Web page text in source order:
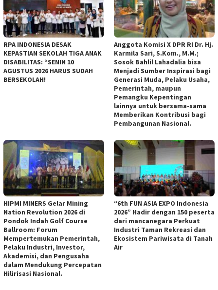
RPA INDONESIA DESAK
KEPASTIAN SEKOLAH TIGA ANAK
DISABILITAS: “SENIN 10
AGUSTUS 2026 HARUS SUDAH
BERSEKOLAH!
Anggota Komisi X DPR RI Dr. Hj.
Karmila Sari, S.Kom., M.M.;
Sosok Bahlil Lahadalia bisa
Menjadi Sumber Inspirasi bagi
Generasi Muda, Pelaku Usaha,
Pemerintah, maupun
Pemangku Kepentingan
lainnya untuk bersama-sama
Memberikan Kontribusi bagi
Pembangunan Nasional.
HIPMI MINERS Gelar Mining
Nation Revolution 2026 di
Pondok Indah Golf Course
Ballroom: Forum
Mempertemukan Pemerintah,
Pelaku Industri, Investor,
Akademisi, dan Pengusaha
dalam Mendukung Percepatan
Hilirisasi Nasional.
“6th FUN ASIA EXPO Indonesia
2026” Hadir dengan 150 peserta
dari mancanegara Perkuat
Industri Taman Rekreasi dan
Ekosistem Pariwisata di Tanah
Air